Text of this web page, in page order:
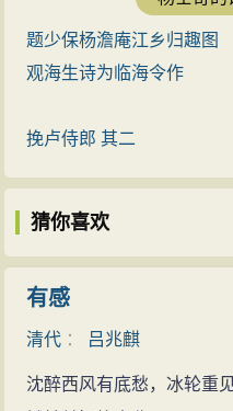
年，
辅政，
时人
以
实录
题少保杨澹庵江乡归趣图
观海生诗为临海令作
挽卢侍郎 其二
猜你喜欢
有感
清代 ： 吕兆麒
沈醉西风有底愁，冰轮重